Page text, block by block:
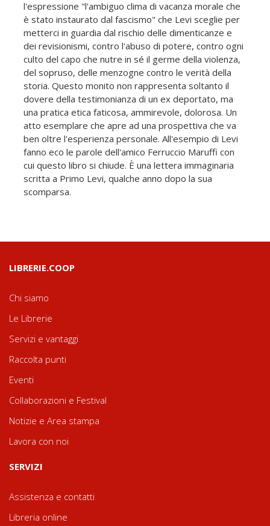
l'espressione "l'ambiguo clima di vacanza morale che
è stato instaurato dal fascismo" che Levi sceglie per
metterci in guardia dal rischio delle dimenticanze e
dei revisionismi, contro l'abuso di potere, contro ogni
culto del capo che nutre in sé il germe della violenza,
del sopruso, delle menzogne contro le verità della
storia. Questo monito non rappresenta soltanto il
dovere della testimonianza di un ex deportato, ma
una pratica etica faticosa, ammirevole, dolorosa. Un
atto esemplare che apre ad una prospettiva che va
ben oltre l'esperienza personale. All'esempio di Levi
fanno eco le parole dell'amico Ferruccio Maruffi con
cui questo libro si chiude. È una lettera immaginaria
scritta a Primo Levi, qualche anno dopo la sua
scomparsa.
LIBRERIE.COOP
Chi siamo
Le Librerie
Servizi e vantaggi
Raccolta punti
Eventi
Collaborazioni e Festival
Notizie e Area stampa
Lavora con noi
SERVIZI
Assistenza e contatti
Libreria online